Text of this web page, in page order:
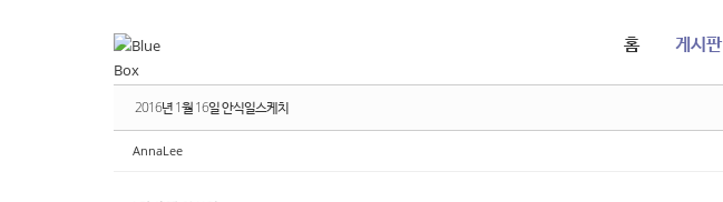
홈 게시판
2016년 1월 16일 안식일스케치
AnnaLee
스케치북5
Sketchbook5,
스케치북5
스케치북5
Sketchbook5,
스케치북5